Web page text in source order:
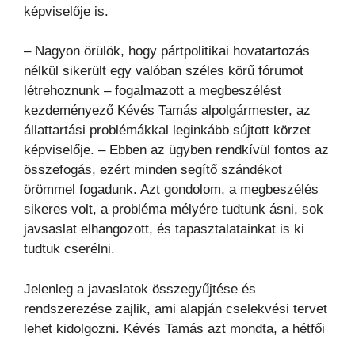
képviselője is.
– Nagyon örülök, hogy pártpolitikai hovatartozás
nélkül sikerült egy valóban széles körű fórumot
létrehoznunk – fogalmazott a megbeszélést
kezdeményező Kévés Tamás alpolgármester, az
állattartási problémákkal leginkább sújtott körzet
képviselője. – Ebben az ügyben rendkívül fontos az
összefogás, ezért minden segítő szándékot
örömmel fogadunk. Azt gondolom, a megbeszélés
sikeres volt, a probléma mélyére tudtunk ásni, sok
javsaslat elhangozott, és tapasztalatainkat is ki
tudtuk cserélni.
Jelenleg a javaslatok összegyűjtése és
rendszerezése zajlik, ami alapján cselekvési tervet
lehet kidolgozni. Kévés Tamás azt mondta, a hétfői